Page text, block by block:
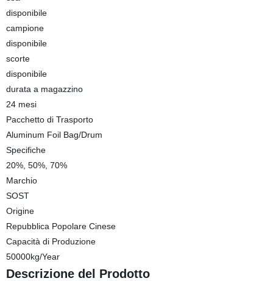
disponibile
campione
disponibile
scorte
disponibile
durata a magazzino
24 mesi
Pacchetto di Trasporto
Aluminum Foil Bag/Drum
Specifiche
20%, 50%, 70%
Marchio
SOST
Origine
Repubblica Popolare Cinese
Capacità di Produzione
50000kg/Year
Descrizione del Prodotto